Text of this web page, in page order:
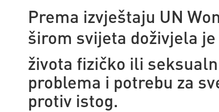
Prema izvještaju UN
širom svijeta doživjela
života fizičko ili
problema i potrebu za
protiv istog.